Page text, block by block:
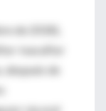
de 2018),
ivacaftor
después de